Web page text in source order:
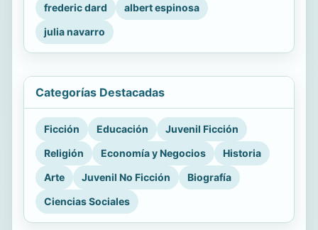
frederic dard
albert espinosa
julia navarro
Categorías Destacadas
Ficción Educación
Juvenil Ficción
Religión
Economía y Negocios
Historia
Arte
Juvenil No Ficción
Biografía
Ciencias Sociales